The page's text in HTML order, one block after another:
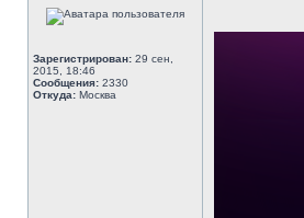
Зарегистрирован: 29 сен,
2015, 18:46
Сообщения: 2330
Откуда: Москва